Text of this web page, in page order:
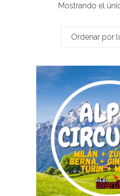
Mostrando el